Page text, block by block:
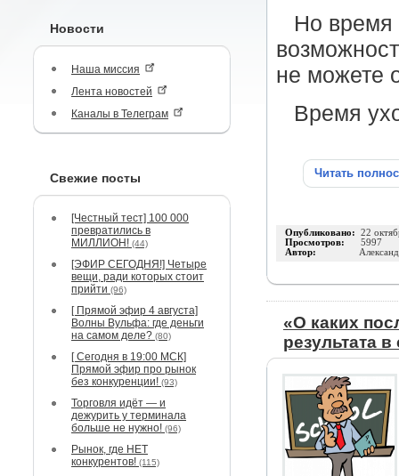
Новости
Наша миссия
Лента новостей
Каналы в Телеграм
Свежие посты
[Честный тест] 100 000
превратились в
МИЛЛИОН! (44)
[ЭФИР СЕГОДНЯ!] Четыре
вещи, ради которых стоит
прийти (96)
[ Прямой эфир 4 августа]
Волны Вульфа: где деньги
на самом деле? (80)
[ Сегодня в 19:00 МСК]
Прямой эфир про рынок
без конкуренции! (93)
Торговля идёт — и
дежурить у терминала
больше не нужно! (96)
Рынок, где НЕТ
конкурентов! (115)
Но время
не можете
Время
Читать
Опубликовано: 22
Просмотров: 5997
Автор:
«О каких
результата